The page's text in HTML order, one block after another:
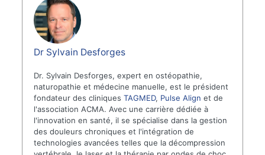
Dr Sylvain Desforges
Dr. Sylvain Desforges, expert en ostéopathie,
naturopathie et médecine manuelle, est le président
fondateur des cliniquesTAGMED, Pulse Align et de
l'association ACMA. Avec une carrière dédiée à
l'innovation en santé, il se spécialise dans la gestion
des douleurs chroniques et l'intégration de
technologies avancées telles que la décompression